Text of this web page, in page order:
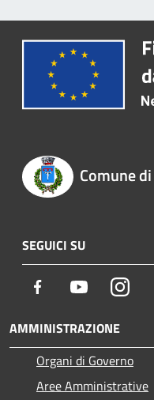
Comune
SEGUICI SU
Facebook Youtube
AMMINISTRAZIONE
Organi di Governo
Aree Amministrative